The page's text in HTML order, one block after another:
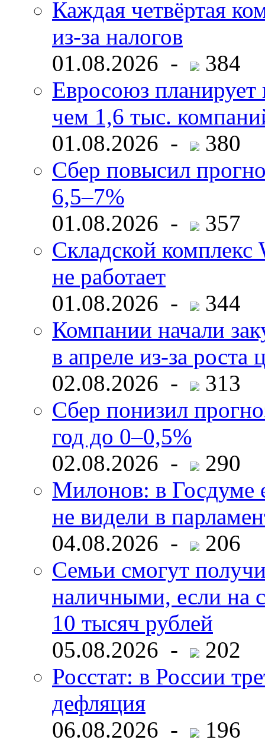
Каждая четвёртая
из-за налогов
01.08.2026 -
384
Евросоюз планирует
чем 1,6 тыс.
01.08.2026 -
380
Сбер повысил
6,5–7%
01.08.2026 -
357
Складской комплекс
не работает
01.08.2026 -
344
Компании начали
в апреле из-за роста
02.08.2026 -
313
Сбер понизил
год до 0–0,5%
02.08.2026 -
290
Милонов: в Госдуме
не видели в
04.08.2026 -
206
Семьи смогут
наличными, если на
10 тысяч рублей
05.08.2026 -
202
Росстат: в России
дефляция
06.08.2026 -
196